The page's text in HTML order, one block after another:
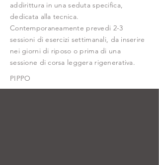
addirittura in una seduta specifica,
dedicata alla tecnica.
Contemporaneamente prevedi 2-3
sessioni di esercizi settimanali, da inserire
nei giorni di riposo o prima di una
sessione di corsa leggera rigenerativa.
PIPPO